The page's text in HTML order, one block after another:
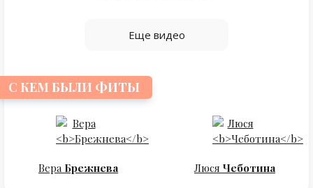
Еще видео
С КЕМ БЫЛИ ФИТЫ
Вера Брежнева Люся Чеботина